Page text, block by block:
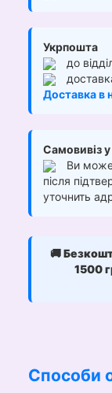
Укрпошта
до
Доставка в
Самовивіз у
Ви
після
уточнить
🚚
1500
Способи